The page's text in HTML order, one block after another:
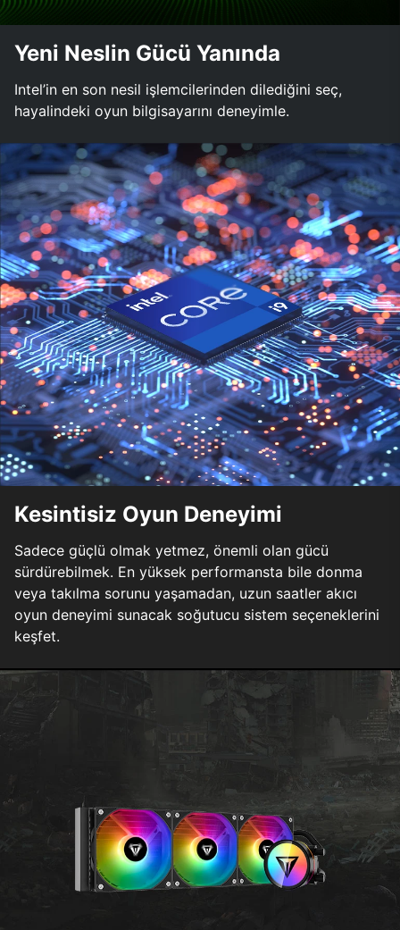
Yeni Neslin Gücü Yanında
Intel’in en son nesil işlemcilerinden dilediğini seç,
hayalindeki oyun bilgisayarını deneyimle.
Kesintisiz Oyun Deneyimi
Sadece güçlü olmak yetmez, önemli olan gücü
sürdürebilmek. En yüksek performansta bile donma
veya takılma sorunu yaşamadan, uzun saatler akıcı
oyun deneyimi sunacak soğutucu sistem seçeneklerini
keşfet.